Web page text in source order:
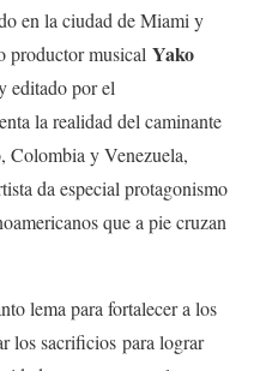
en la ciudad de Miami y
productor musical Yako
editado por el
la realidad del caminante
Colombia y Venezuela,
da especial protagonismo
que a pie cruzan
lema para fortalecer a los
los sacrificios para lograr